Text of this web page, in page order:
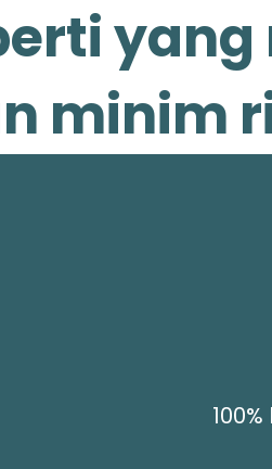
yang
minim